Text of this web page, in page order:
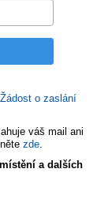
Žádost o zaslání
váš mail ani
zde.
a dalších